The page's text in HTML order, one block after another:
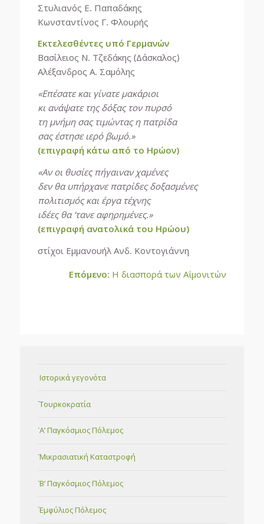
Στυλιανός Ε. Παπαδάκης
Κωνσταντίνος Γ. Φλουρής
Εκτελεσθέντες υπό Γερμανών
Βασίλειος Ν. Τζεδάκης (Δάσκαλος)
Αλέξανδρος Α. Σαμόλης
«Επέσατε και γίνατε μακάριοι
κι ανάψατε της δόξας τον πυρσό
τη μνήμη σας τιμώντας η πατρίδα
σας έστησε ιερό βωμό.»
(επιγραφή κάτω από το Ηρώον)
«Αν οι θυσίες πήγαιναν χαμένες
δεν θα υπήρχανε πατρίδες δοξασμένες
πολιτισμός και έργα τέχνης
ιδέες θα ‘τανε αφηρημένες.»
(επιγραφή ανατολικά του Ηρώου)
στίχοι Εμμανουήλ Ανδ. Κοντογιάννη
Επόμενο: Η διασπορά των Αΐμονιτών
Ιστορικά γεγονότα
Τουρκοκρατία
Α’ Παγκόσμιος Πόλεμος
Μικρασιατική Καταστροφή
Β’ Παγκόσμιος Πόλεμος
Εμφύλιος Πόλεμος